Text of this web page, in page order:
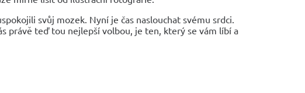
svůj mozek. Nyní je čas naslouchat svému srdci.
právě teď tou nejlepší volbou, je ten, který se vám líbí a